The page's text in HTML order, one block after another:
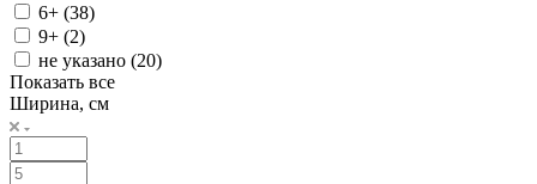
6+ (38)
9+ (2)
не указано (20)
Показать все
Ширина, см